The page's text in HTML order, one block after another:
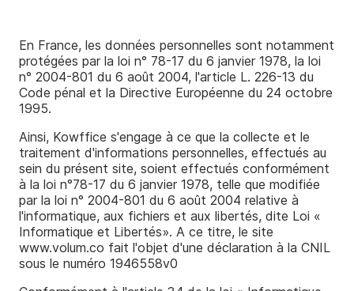
En France, les données personnelles sont notamment
protégées par la loi n° 78-17 du 6 janvier 1978, la loi
n° 2004-801 du 6 août 2004, l'article L. 226-13 du
Code pénal et la Directive Européenne du 24 octobre
1995.
Ainsi, Kowffice s'engage à ce que la collecte et le
traitement d'informations personnelles, effectués au
sein du présent site, soient effectués conformément
à la loi n°78­-17 du 6 janvier 1978, telle que modifiée
par la loi n° 2004-801 du 6 août 2004 relative à
l'informatique, aux fichiers et aux libertés, dite Loi «
Informatique et Libertés». A ce titre, le site
www.volum.co fait l'objet d'une déclaration à la CNIL
sous le numéro 1946558v0